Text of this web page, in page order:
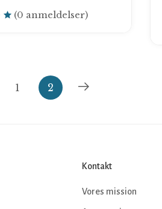
(0 anmeldelser)
1 2
Kontakt
Vores mission